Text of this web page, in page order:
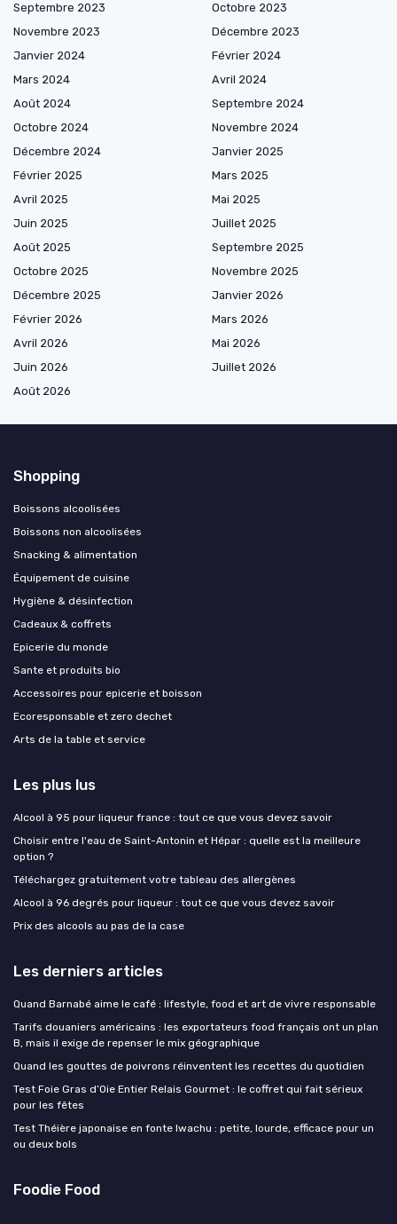
Septembre 2023
Octobre 2023
Novembre 2023
Décembre 2023
Janvier 2024
Février 2024
Mars 2024
Avril 2024
Août 2024
Septembre 2024
Octobre 2024
Novembre 2024
Décembre 2024
Janvier 2025
Février 2025
Mars 2025
Avril 2025
Mai 2025
Juin 2025
Juillet 2025
Août 2025
Septembre 2025
Octobre 2025
Novembre 2025
Décembre 2025
Janvier 2026
Février 2026
Mars 2026
Avril 2026
Mai 2026
Juin 2026
Juillet 2026
Août 2026
Shopping
Boissons alcoolisées
Boissons non alcoolisées
Snacking & alimentation
Équipement de cuisine
Hygiène & désinfection
Cadeaux & coffrets
Epicerie du monde
Sante et produits bio
Accessoires pour epicerie et boisson
Ecoresponsable et zero dechet
Arts de la table et service
Les plus lus
Alcool à 95 pour liqueur france : tout ce que vous devez savoir
Choisir entre l'eau de Saint-Antonin et Hépar : quelle est la meilleure
option ?
Téléchargez gratuitement votre tableau des allergènes
Alcool à 96 degrés pour liqueur : tout ce que vous devez savoir
Prix des alcools au pas de la case
Les derniers articles
Quand Barnabé aime le café : lifestyle, food et art de vivre responsable
Tarifs douaniers américains : les exportateurs food français ont un plan
B, mais il exige de repenser le mix géographique
Quand les gouttes de poivrons réinventent les recettes du quotidien
Test Foie Gras d’Oie Entier Relais Gourmet : le coffret qui fait sérieux
pour les fêtes
Test Théière japonaise en fonte Iwachu : petite, lourde, efficace pour un
ou deux bols
Foodie Food